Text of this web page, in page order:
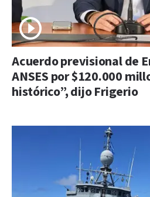
Acuerdo previsional de
ANSES por $120.000
histórico”, dijo Frigerio